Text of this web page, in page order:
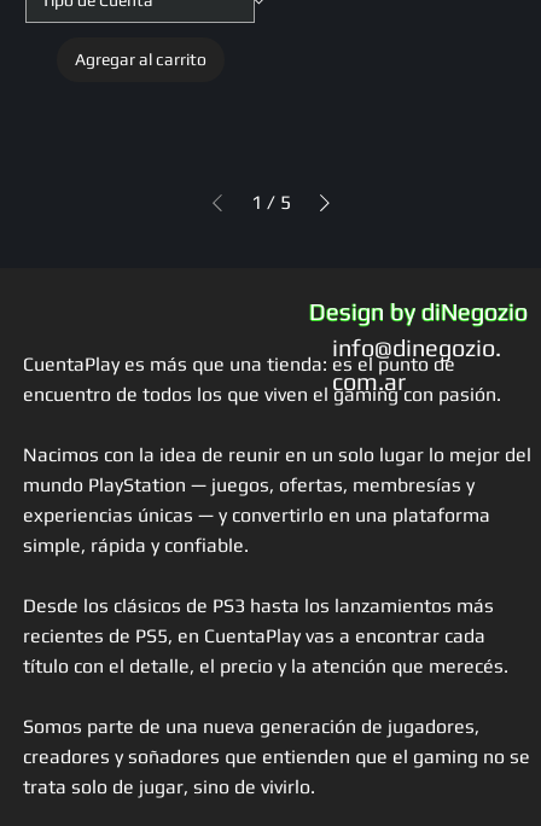
Agregar al carrito
1 / 5
CuentaPlay es más que una tienda: es el punto de
encuentro de todos los que viven el gaming con pasión.
Nacimos con la idea de reunir en un solo lugar lo mejor del
mundo PlayStation — juegos, ofertas, membresías y
experiencias únicas — y convertirlo en una plataforma
simple, rápida y confiable.
Desde los clásicos de PS3 hasta los lanzamientos más
recientes de PS5, en CuentaPlay vas a encontrar cada
título con el detalle, el precio y la atención que merecés.
Somos parte de una nueva generación de jugadores,
creadores y soñadores que entienden que el gaming no se
trata solo de jugar, sino de vivirlo.
Design by diNegozio
info@dinegozio.
com.ar